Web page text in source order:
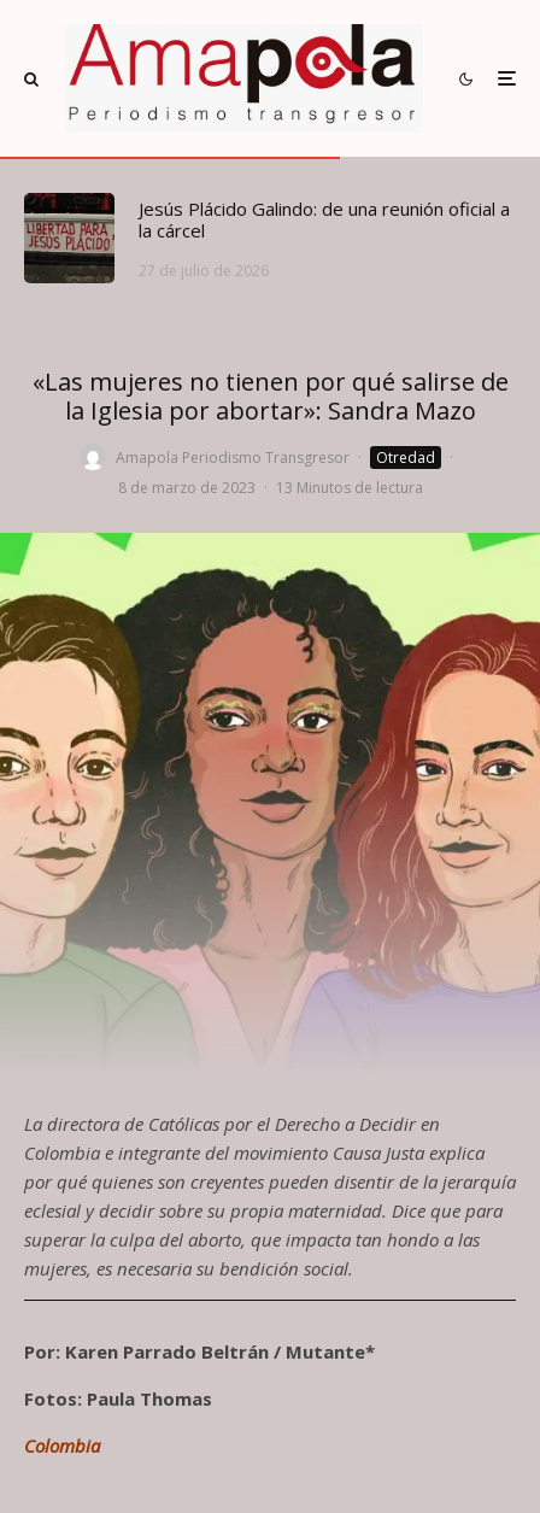
Jesús Plácido Galindo: de una reunión oficial a
la cárcel
27 de julio de 2026
«Las mujeres no tienen por qué salirse de
la Iglesia por abortar»: Sandra Mazo
Amapola Periodismo Transgresor · Otredad
·
8 de marzo de 2023 · 13 Minutos de lectura
La directora de Católicas por el Derecho a Decidir en
Colombia e integrante del movimiento Causa Justa explica
por qué quienes son creyentes pueden disentir de la jerarquía
eclesial y decidir sobre su propia maternidad. Dice que para
superar la culpa del aborto, que impacta tan hondo a las
mujeres, es necesaria su bendición social.
Por: Karen Parrado Beltrán / Mutante*
Fotos: Paula Thomas
Colombia